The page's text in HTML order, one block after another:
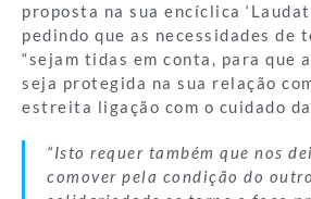
proposta na sua encíclica
pedindo que as necessidades de
“sejam tidas em conta, para que
seja protegida na sua relação
estreita ligação com o cuidado da
“Isto requer também que nos
comover pela condição do